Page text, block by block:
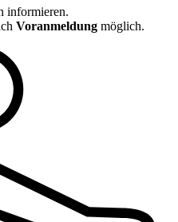
informieren.
Voranmeldung möglich.